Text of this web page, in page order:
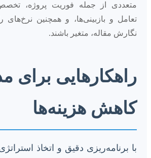
متعددی از جمله فوریت پروژه،
تعامل و بازبینی‌ها، و همچنین نرخ‌های
نگارش مقاله، متغیر باشند.
راهکارهایی برای
کاهش هزینه‌ها
با برنامه‌ریزی دقیق و اتخاذ